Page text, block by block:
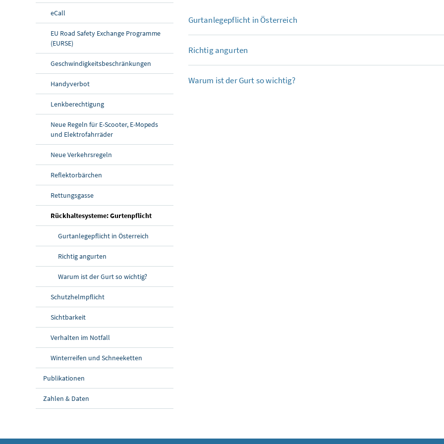
eCall
EU Road Safety Exchange Programme
(EURSE)
Geschwindigkeitsbeschränkungen
Handyverbot
Lenkberechtigung
Neue Regeln für E-Scooter, E-Mopeds
und Elektrofahrräder
Neue Verkehrsregeln
Reflektorbärchen
Rettungsgasse
Rückhaltesysteme: Gurtenpflicht(aktuelle Seite)
Gurtanlegepflicht in Österreich
Richtig angurten
Warum ist der Gurt so wichtig?
Schutzhelmpflicht
Sichtbarkeit
Verhalten im Notfall
Winterreifen und Schneeketten
Publikationen
Zahlen & Daten
Gurtanlegepflicht in Österreich
Richtig angurten
Warum ist der Gurt so wichtig?